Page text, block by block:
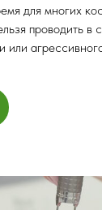
для многих
проводить в
или